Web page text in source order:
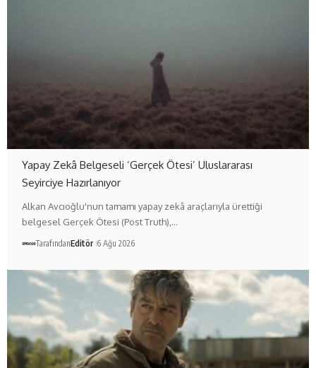
Yapay Zekâ Belgeseli ‘Gerçek Ötesi’ Uluslararası
Seyirciye Hazırlanıyor
Alkan Avcıoğlu'nun tamamı yapay zekâ araçlarıyla ürettiği
belgesel Gerçek Ötesi (Post Truth),…
TarafındanEditör 6 Ağu 2026